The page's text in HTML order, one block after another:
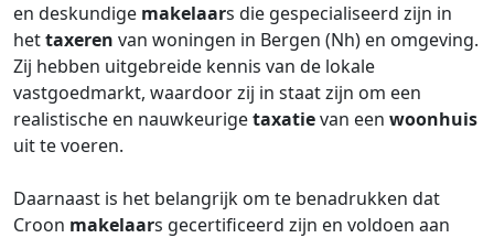
en deskundige makelaars die gespecialiseerd zijn in
hettaxeren van woningen in Bergen (Nh) en omgeving.
Zij hebben uitgebreide kennis van de lokale
vastgoedmarkt, waardoor zij in staat zijn om een
realistische en nauwkeurigetaxatievan een woonhuis
uit te voeren.
Daarnaast is het belangrijk om te benadrukken dat
Croon makelaars gecertificeerd zijn en voldoen aan